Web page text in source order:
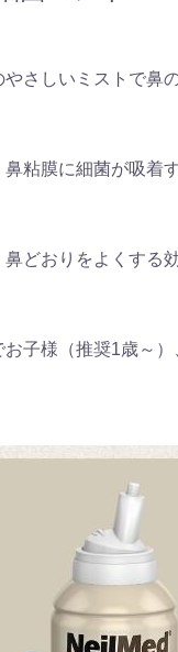
さしいミストで鼻
粘膜に細菌が吸着
どおりをよくする
子様（推奨1歳～）